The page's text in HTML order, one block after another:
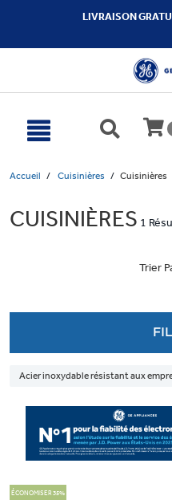
LIVRAISON
Accueil Cuisinières Cuisinières
CUISINIÈRES 1
Trier
Acier inoxydable résistant aux
ÉCONOMISER 35%